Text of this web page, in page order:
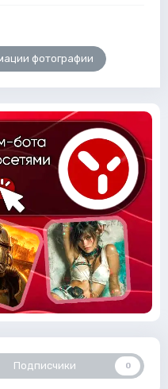
фотографии
Подписчики 0